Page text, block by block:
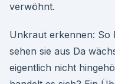
verwöhnt.
Unkraut erkennen: So
sehen sie aus Da
eigentlich nicht